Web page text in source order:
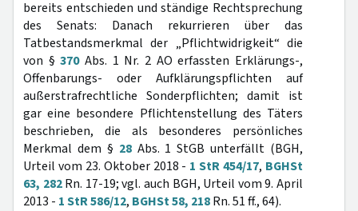
bereits entschieden und ständige Rechtsprechung
des Senats: Danach rekurrieren über das
Tatbestandsmerkmal der „Pflichtwidrigkeit“ die
von §370Abs. 1 Nr. 2 AO erfassten Erklärungs-,
Offenbarungs- oder Aufklärungspflichten auf
außerstrafrechtliche Sonderpflichten; damit ist
gar eine besondere Pflichtenstellung des Täters
beschrieben, die als besonderes persönliches
Merkmal dem § 28Abs. 1 StGB unterfällt (BGH,
Urteil vom 23. Oktober 2018 - 1 StR 454/17, BGHSt
63, 282Rn. 17-19; vgl. auch BGH, Urteil vom 9. April
2013 - 1 StR 586/12, BGHSt 58, 218Rn. 51 ff., 64).